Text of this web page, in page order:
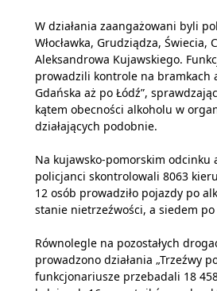
W działania zaangażowani byli
Włocławka, Grudziądza, Świecia,
Aleksandrowa Kujawskiego.
prowadzili kontrole na bramkach
Gdańska aż po Łódź”,
kątem obecności alkoholu w
działających podobnie.
Na kujawsko-pomorskim odcinku
policjanci skontrolowali 8063
12 osób prowadziło pojazdy po
stanie nietrzeźwości, a siedem
Równolegle na pozostałych
prowadzono działania „Trzeźwy
funkcjonariusze przebadali 18